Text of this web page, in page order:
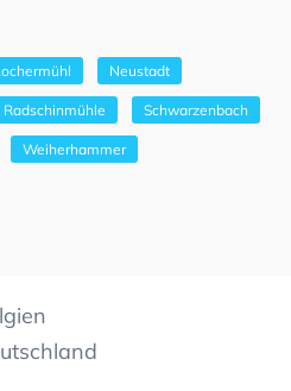
Neustadt
Radschinmühle Schwarzenbach
Weiherhammer